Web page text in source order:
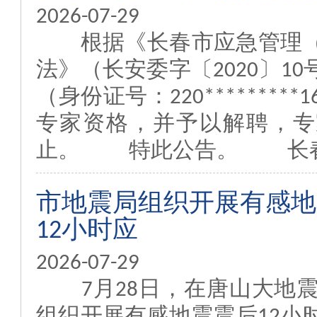
2026-07-29
根据《长春市应急管理（
法》（长安委字〔2020〕10
（身份证号：
专家资格，并予以解聘，专
止。 特此公告。 长春
市地震局组织开展有感
12小时应
2026-07-29
7月28日，在唐山大地震